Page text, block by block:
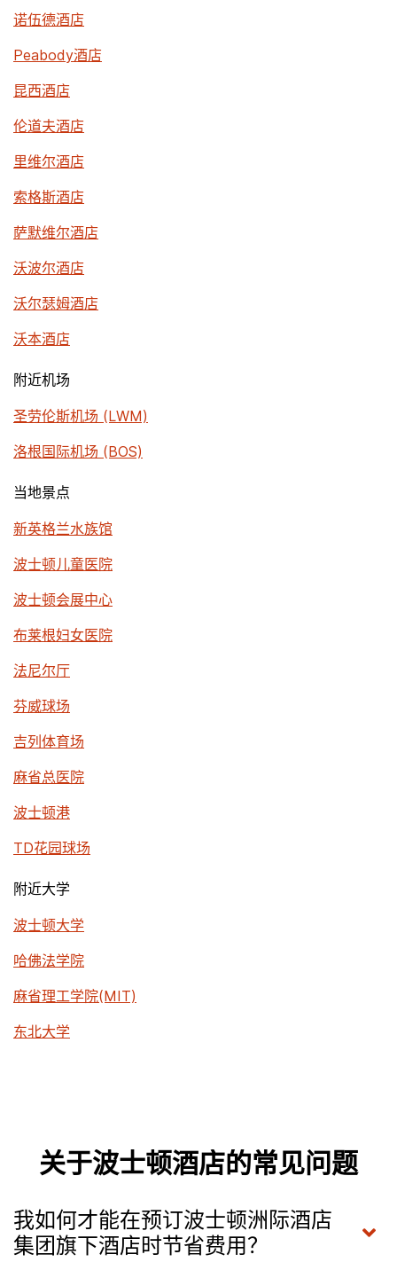
诺伍德酒店
Peabody酒店
昆西酒店
伦道夫酒店
里维尔酒店
索格斯酒店
萨默维尔酒店
沃波尔酒店
沃尔瑟姆酒店
沃本酒店
附近机场
圣劳伦斯机场 (LWM)
洛根国际机场 (BOS)
当地景点
新英格兰水族馆
波士顿儿童医院
波士顿会展中心
布莱根妇女医院
法尼尔厅
芬威球场
吉列体育场
麻省总医院
波士顿港
TD花园球场
附近大学
波士顿大学
哈佛法学院
麻省理工学院(MIT)
东北大学
关于波士顿酒店的常见问题
我如何才能在预订波士顿洲际酒店
集团旗下酒店时节省费用？